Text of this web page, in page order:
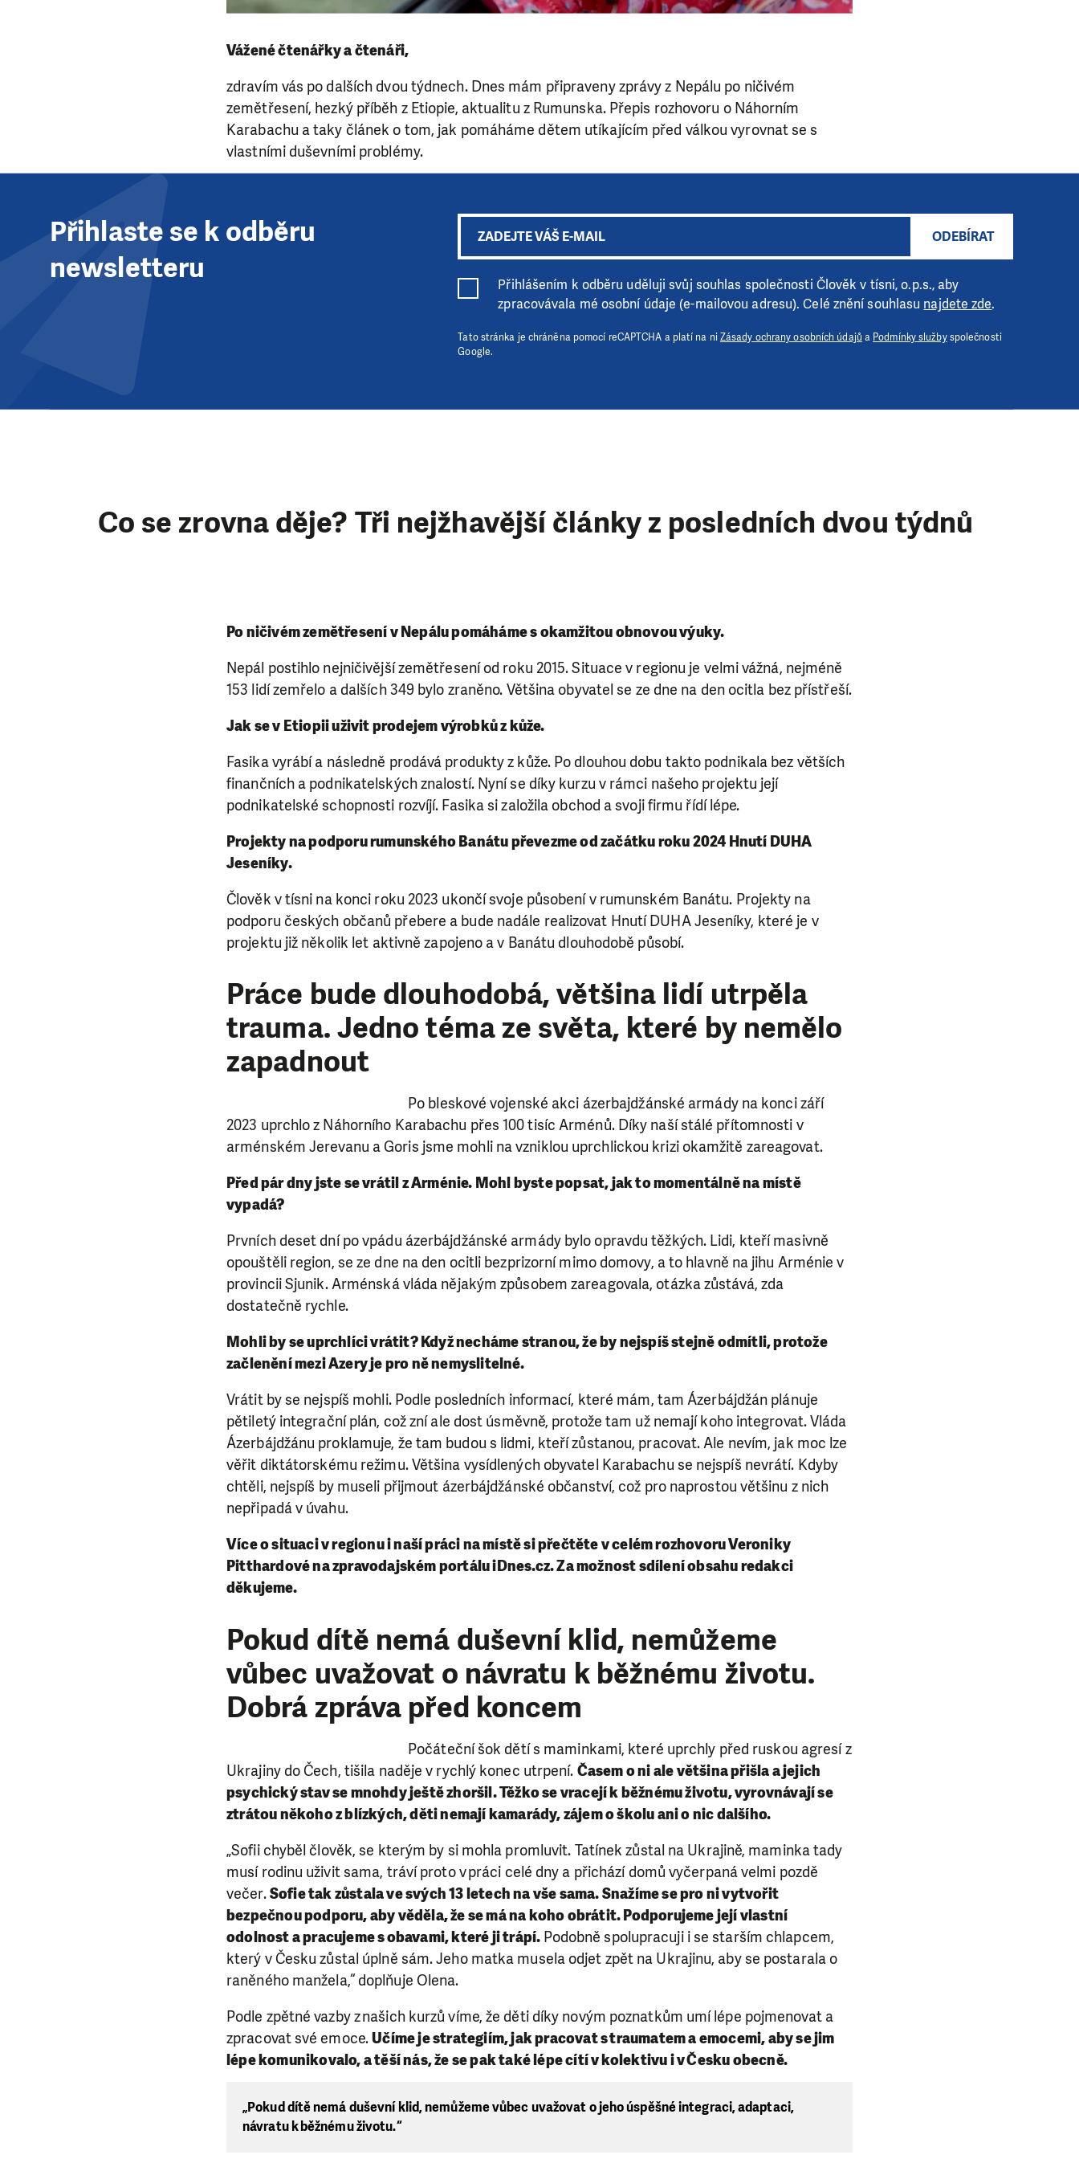
Vážené čtenářky a čtenáři,
zdravím vás po dalších dvou týdnech. Dnes mám připraveny zprávy z Nepálu po ničivém
zemětřesení, hezký příběh z Etiopie, aktualitu z Rumunska. Přepis rozhovoru o Náhorním
Karabachu a taky článek o tom, jak pomáháme dětem utíkajícím před válkou vyrovnat se s
vlastními duševními problémy.
Přihlaste se k odběru
newsletteru
ODEBÍRAT
Přihlášením k odběru uděluji svůj souhlas společnosti Člověk v tísni, o.p.s., aby
zpracovávala mé osobní údaje (e-mailovou adresu). Celé znění souhlasu najdete zde.
Tato stránka je chráněna pomocí reCAPTCHA a platí na niZásady ochrany osobních údajů a Podmínky službyspolečnosti
Google.
Co se zrovna děje? Tři nejžhavější články z posledních dvou týdnů
Po ničivém zemětřesení v Nepálu pomáháme s okamžitou obnovou výuky.
Nepál postihlo nejničivější zemětřesení od roku 2015. Situace v regionu je velmi vážná, nejméně
153 lidí zemřelo a dalších 349 bylo zraněno. Většina obyvatel se ze dne na den ocitla bez přístřeší.
Jak se v Etiopii uživit prodejem výrobků z kůže.
Fasika vyrábí a následně prodává produkty z kůže. Po dlouhou dobu takto podnikala bez větších
finančních a podnikatelských znalostí. Nyní se díky kurzu v rámci našeho projektu její
podnikatelské schopnosti rozvíjí. Fasika si založila obchod a svoji firmu řídí lépe.
Projekty na podporu rumunského Banátu převezme od začátku roku 2024 Hnutí DUHA
Jeseníky.
Člověk v tísni na konci roku 2023 ukončí svoje působení v rumunském Banátu. Projekty na
podporu českých občanů přebere a bude nadále realizovat Hnutí DUHA Jeseníky, které je v
projektu již několik let aktivně zapojeno a v Banátu dlouhodobě působí.
Práce bude dlouhodobá, většina lidí utrpěla
trauma. Jedno téma ze světa, které by nemělo
zapadnout
Po bleskové vojenské akci ázerbajdžánské armády na konci září
2023 uprchlo z Náhorního Karabachu přes 100 tisíc Arménů. Díky naší stálé přítomnosti v
arménském Jerevanu a Goris jsme mohli na vzniklou uprchlickou krizi okamžitě zareagovat.
Před pár dny jste se vrátil z Arménie. Mohl byste popsat, jak to momentálně na místě
vypadá?
Prvních deset dní po vpádu ázerbájdžánské armády bylo opravdu těžkých. Lidi, kteří masivně
opouštěli region, se ze dne na den ocitli bezprizorní mimo domovy, a to hlavně na jihu Arménie v
provincii Sjunik. Arménská vláda nějakým způsobem zareagovala, otázka zůstává, zda
dostatečně rychle.
Mohli by se uprchlíci vrátit? Když necháme stranou, že by nejspíš stejně odmítli, protože
začlenění mezi Azery je pro ně nemyslitelné.
Vrátit by se nejspíš mohli. Podle posledních informací, které mám, tam Ázerbájdžán plánuje
pětiletý integrační plán, což zní ale dost úsměvně, protože tam už nemají koho integrovat. Vláda
Ázerbájdžánu proklamuje, že tam budou s lidmi, kteří zůstanou, pracovat. Ale nevím, jak moc lze
věřit diktátorskému režimu. Většina vysídlených obyvatel Karabachu se nejspíš nevrátí. Kdyby
chtěli, nejspíš by museli přijmout ázerbájdžánské občanství, což pro naprostou většinu z nich
nepřipadá v úvahu.
Více o situaci v regionu i naší práci na místě si přečtěte v celém rozhovoru Veroniky
Pitthardové na zpravodajském portálu iDnes.cz. Za možnost sdílení obsahu redakci
děkujeme.
Pokud dítě nemá duševní klid, nemůžeme
vůbec uvažovat o návratu k běžnému životu.
Dobrá zpráva před koncem
Počáteční šok dětí s maminkami, které uprchly před ruskou agresí z
Ukrajiny do Čech, tišila naděje v rychlý konec utrpení. Časem o ni ale většina přišla a jejich
psychický stav se mnohdy ještě zhoršil. Těžko se vracejí k běžnému životu, vyrovnávají se
ztrátou někoho z blízkých, děti nemají kamarády, zájem o školu ani o nic dalšího.
„Sofii chyběl člověk, se kterým by si mohla promluvit. Tatínek zůstal na Ukrajině, maminka tady
musí rodinu uživit sama, tráví proto v práci celé dny a přichází domů vyčerpaná velmi pozdě
večer.Sofie tak zůstala ve svých 13 letech na vše sama. Snažíme se pro ni vytvořit
bezpečnou podporu, aby věděla, že se má na koho obrátit. Podporujeme její vlastní
odolnost a pracujeme s obavami, které ji trápí. Podobně spolupracuji i se starším chlapcem,
který v Česku zůstal úplně sám. Jeho matka musela odjet zpět na Ukrajinu, aby se postarala o
raněného manžela,“ doplňuje Olena.
Podle zpětné vazby z našich kurzů víme, že děti díky novým poznatkům umí lépe pojmenovat a
zpracovat své emoce. Učíme je strategiím, jak pracovat s traumatem a emocemi, aby se jim
lépe komunikovalo, a těší nás, že se pak také lépe cítí v kolektivu i v Česku obecně.
„Pokud dítě nemá duševní klid, nemůžeme vůbec uvažovat o jeho úspěšné integraci, adaptaci,
návratu k běžnému životu.“